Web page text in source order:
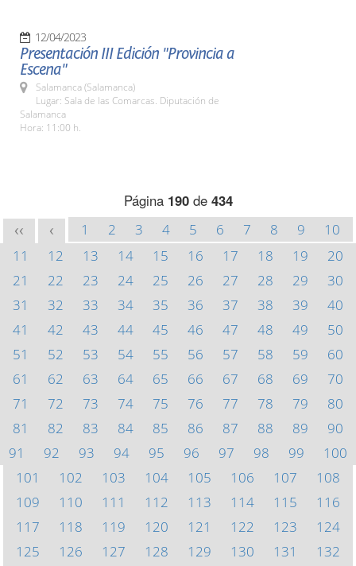
12/04/2023
Presentación III Edición "Provincia a
Escena"
Salamanca (Salamanca)
Lugar: Sala de las Comarcas. Diputación de
Salamanca
Hora: 11:00 h.
Página 190de 434
<< < 1 2 3 4 5 6 7 8 9
10
11
12 13 14 15 16 17 18 19
20
21
22 23 24 25 26 27 28 29
30
31
32 33 34 35 36 37 38 39
40
41
42 43 44 45 46 47 48 49
50
51
52 53 54 55 56 57 58 59
60
61
62 63 64 65 66 67 68 69
70
71
72 73 74 75 76 77 78 79
80
81
82 83 84 85 86 87 88 89
90
91
92 93 94 95 96 97 98 99
100
101
102 103 104 105 106 107
108
109
110 111 112 113 114 115
116
117
118 119 120 121 122 123
124
125
126 127 128 129 130 131
132